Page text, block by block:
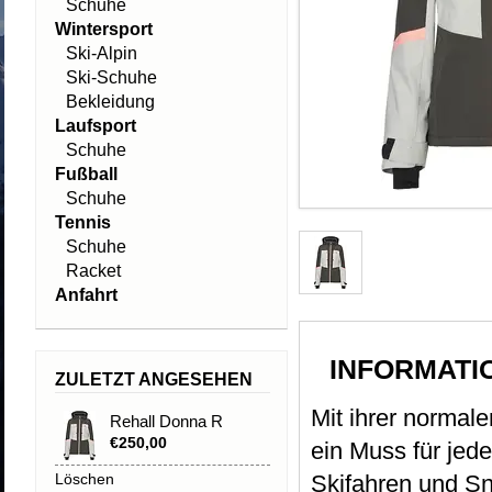
Mit ihrer
ein Muss für
Skifahren und
Schuhe
Wintersport
Ski-Alpin
Ski-Schuhe
Bekleidung
Laufsport
Schuhe
Fußball
Schuhe
Tennis
Schuhe
Racket
Anfahrt
ZULETZT ANGESEHEN
Rehall Donna R
€250,00
Löschen